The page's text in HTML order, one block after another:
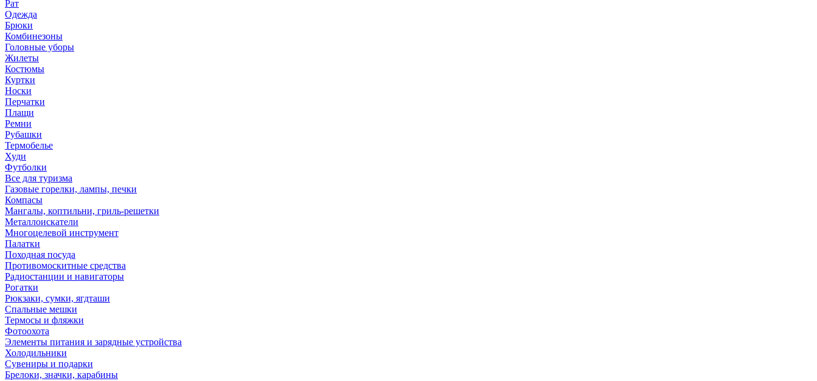
Рат
Одежда
Брюки
Комбинезоны
Головные уборы
Жилеты
Костюмы
Куртки
Носки
Перчатки
Плащи
Ремни
Рубашки
Термобелье
Худи
Футболки
Все для туризма
Газовые горелки, лампы, печки
Компасы
Мангалы, коптильни, гриль-решетки
Металлоискатели
Многоцелевой инструмент
Палатки
Походная посуда
Противомоскитные средства
Радиостанции и навигаторы
Рогатки
Рюкзаки, сумки, ягдташи
Спальные мешки
Термосы и фляжки
Фотоохота
Элементы питания и зарядные устройства
Холодильники
Сувениры и подарки
Брелоки, значки, карабины